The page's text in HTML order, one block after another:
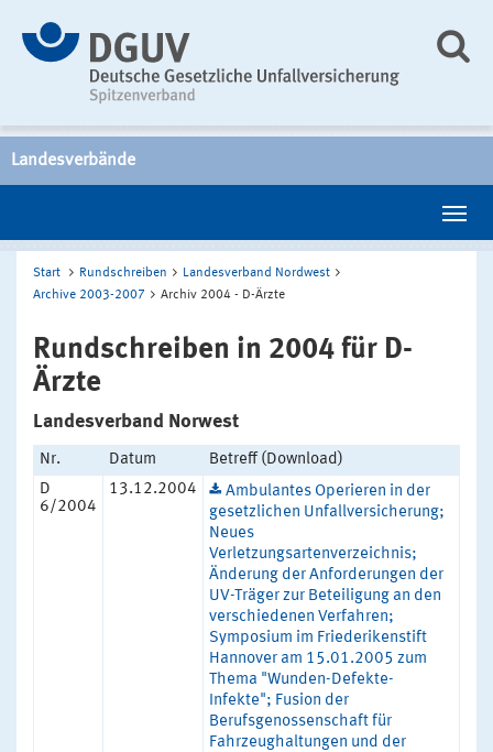
Landesverbände
Start Rundschreiben
Landesverband Nordwest
Archive 2003-2007
Archiv 2004 - D-Ärzte
Rundschreiben in 2004 für D-
Ärzte
Landesverband Norwest
Nr. Datum
Betreff (Download)
D
6/2004
13.12.2004
Ambulantes Operieren in der
gesetzlichen Unfallversicherung;
Neues
Verletzungsartenverzeichnis;
Änderung der Anforderungen der
UV-Träger zur Beteiligung an den
verschiedenen Verfahren;
Symposium im Friederikenstift
Hannover am 15.01.2005 zum
Thema "Wunden-Defekte-
Infekte"; Fusion der
Berufsgenossenschaft für
Fahrzeughaltungen und der